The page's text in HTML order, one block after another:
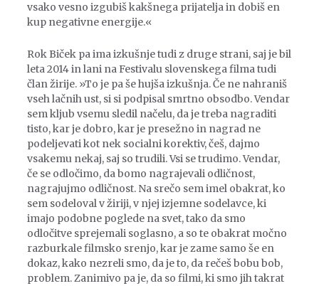
vsako vesno izgubiš kakšnega prijatelja in dobiš en
kup negativne energije.«
Rok Biček pa ima izkušnje tudi z druge strani, saj je bil
leta 2014 in lani na Festivalu slovenskega filma tudi
član žirije. »To je pa še hujša izkušnja. Če ne nahraniš
vseh lačnih ust, si si podpisal smrtno obsodbo. Vendar
sem kljub vsemu sledil načelu, da je treba nagraditi
tisto, kar je dobro, kar je presežno in nagrad ne
podeljevati kot nek socialni korektiv, češ, dajmo
vsakemu nekaj, saj so trudili. Vsi se trudimo. Vendar,
če se odločimo, da bomo nagrajevali odličnost,
nagrajujmo odličnost. Na srečo sem imel obakrat, ko
sem sodeloval v žiriji, v njej izjemne sodelavce, ki
imajo podobne poglede na svet, tako da smo
odločitve sprejemali soglasno, a so te obakrat močno
razburkale filmsko srenjo, kar je zame samo še en
dokaz, kako nezreli smo, da je to, da rečeš bobu bob,
problem. Zanimivo pa je, da so filmi, ki smo jih takrat